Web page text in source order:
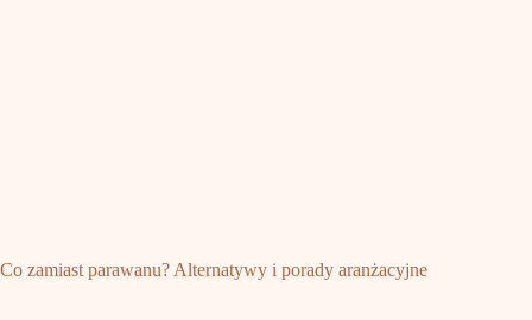
Co zamiast parawanu? Alternatywy i porady aranżacyjne